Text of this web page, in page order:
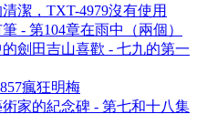
潔，TXT-4979沒有使用
- 第104章在雨中（兩個）
劍田吉山喜歡 - 七九的第一
瘋狂明梅
家的紀念碑 - 第七和十八集